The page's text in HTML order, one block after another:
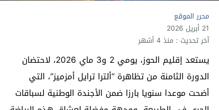
محرر الموقع
21 أبريل 2026
آخر تحديث : منذ 4 أشهر
يستعد إقليم الحوز، يومي 2 و3 ماي 2026، لاحتضان
الدورة الثامنة من تظاهرة “ألترا ترايل أمزميز”، التي
أضحت موعدا سنويا بارزا ضمن الأجندة الوطنية لسباقات